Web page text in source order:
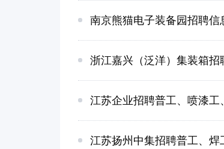
南京熊猫电子装备园招聘信
浙江嘉兴（泛洋）集装箱招
江苏企业招聘普工、喷漆工
江苏扬州中集招聘普工、焊